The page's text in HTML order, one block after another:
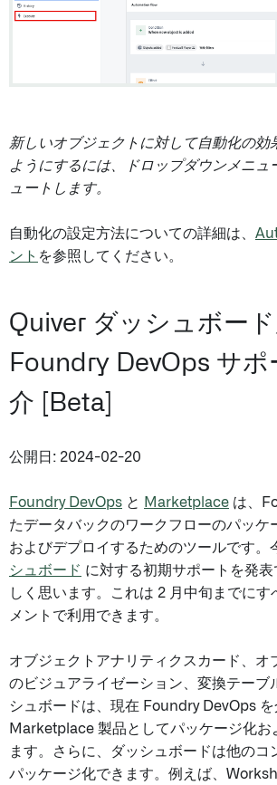
新しいオブジェクトに対して自動化の効
ようにするには、ドロップダウンメニュ
ュートします。
自動化の設定方法についての詳細は、
ント を参照してください。
Quiver ダッシュボー
Foundry DevOps サポ
介 [Beta]
公開日: 2024-02-20
Foundry DevOps と Marketplace は、
たデータバックのワークフローのパッケ
およびデプロイするためのツールです。
シュボード に対する初期サポートを発
しく思います。これは 2 月中旬までにす
メントで利用できます。
オブジェクトアナリティクスカード、オ
のビジュアライゼーション、変換テーブ
シュボードは、現在 Foundry DevOps を
Marketplace 製品としてパッケージ化お
ます。さらに、ダッシュボードは他のコ
パッケージ化できます。例えば、